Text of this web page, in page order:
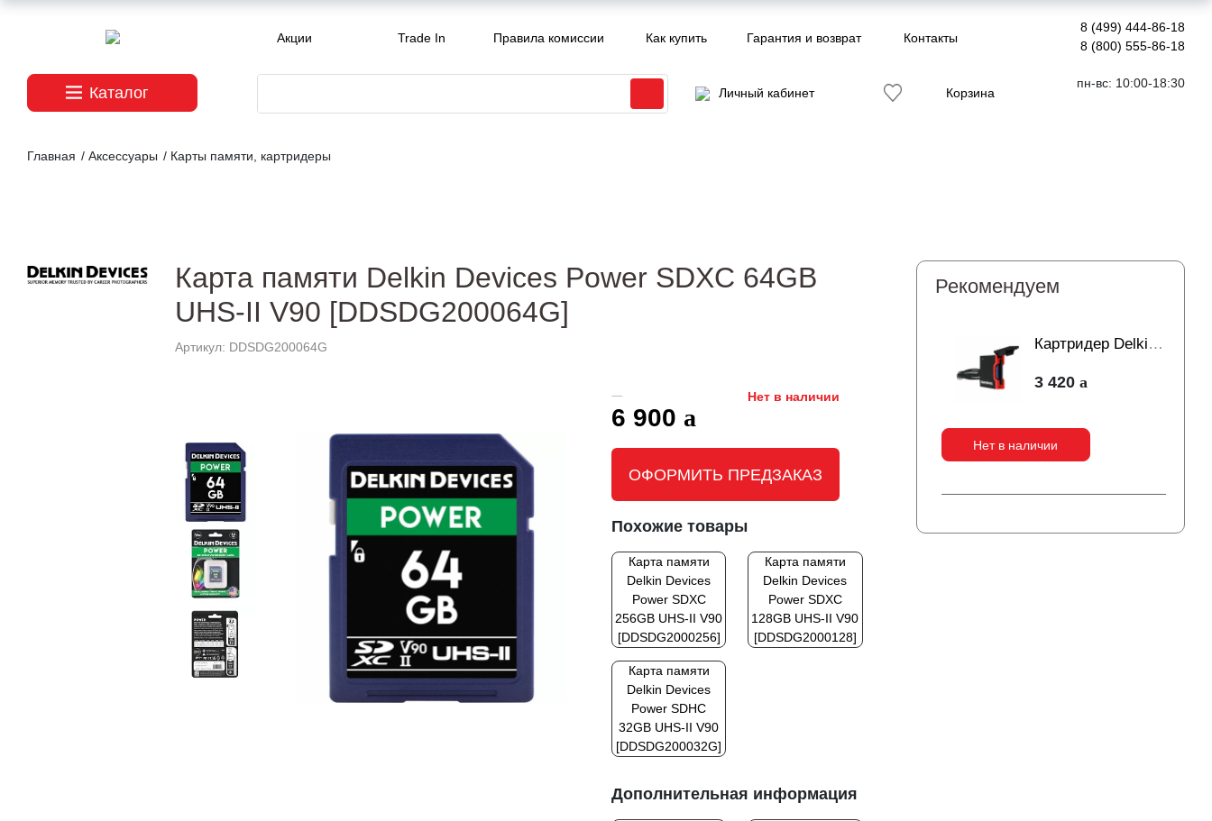
Акции Trade In Правила комиссии Как купить Гарантия и возврат Контакты
8 (499) 444-86-18
8 (800) 555-86-18
Каталог Личный кабинет Корзина
пн-вс: 10:00-18:30
Главная / Аксессуары / Карты памяти, картридеры
Карта памяти Delkin Devices Power SDXC 64GB
UHS-II V90 [DDSDG200064G]
Артикул: DDSDG200064G
Нет в наличии
6 900
ОФОРМИТЬ ПРЕДЗАКАЗ
Похожие товары
Карта памяти
Delkin Devices
Power SDXC
256GB UHS-II V90
[DDSDG2000256]
Карта памяти
Delkin Devices
Power SDXC
128GB UHS-II V90
[DDSDG2000128]
Карта памяти
Delkin Devices
Power SDHC
32GB UHS-II V90
[DDSDG200032G]
Дополнительная информация
Рекомендуем
Картридер Delkin
Dual Slot SD UHS-
Reader
3 420
Нет в наличии